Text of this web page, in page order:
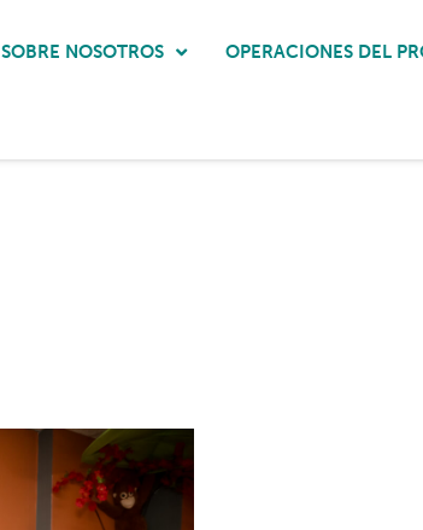
SOBRE NOSOTROS OPERACIONES DEL